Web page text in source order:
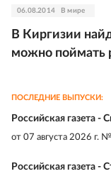
06.08.2014 В мире
В Киргизии
можно поймать
ПОСЛЕДНИЕ ВЫПУСКИ:
Российская газета -
от 07 августа 2026 г.
Российская газета -